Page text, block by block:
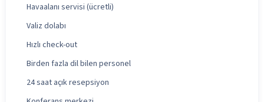
Havaalanı servisi (ücretli)
Valiz dolabı
Hızlı check-out
Birden fazla dil bilen personel
24 saat açık resepsiyon